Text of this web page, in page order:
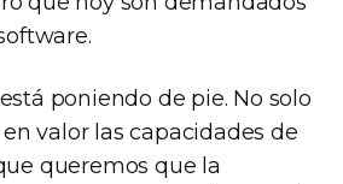
poniendo de pie. No solo
valor las capacidades de
queremos que la